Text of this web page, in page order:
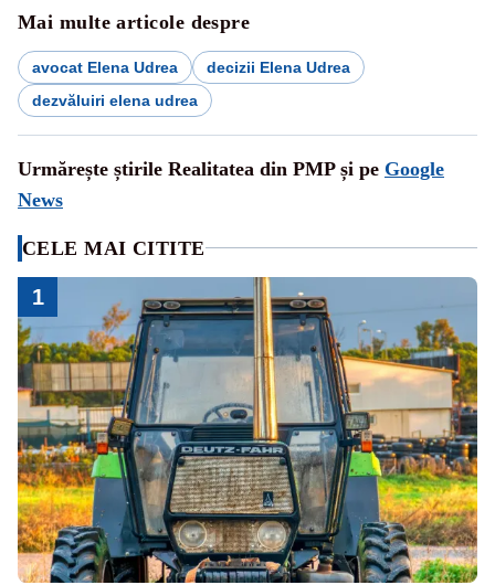
Mai multe articole despre
avocat Elena Udrea
decizii Elena Udrea
dezvăluiri elena udrea
Urmărește știrile Realitatea din PMP și pe Google
News
CELE MAI CITITE
1